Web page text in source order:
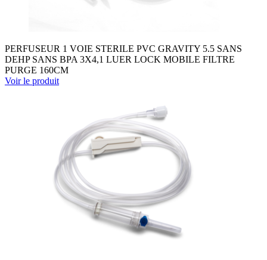
PERFUSEUR 1 VOIE STERILE PVC GRAVITY 5.5 SANS
DEHP SANS BPA 3X4,1 LUER LOCK MOBILE FILTRE
PURGE 160CM
Voir le produit